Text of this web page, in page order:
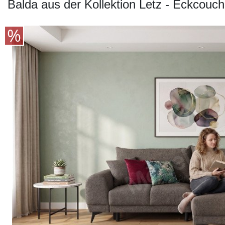
Balda aus der Kollektion Letz -
Konfigurator
Finanzierung
Markenwelt